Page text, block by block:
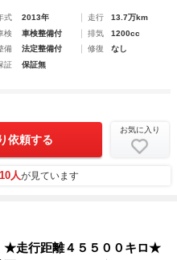
式 2013年 走行
13.7万km
検
車検整備付 排気
1200cc
備
法定整備付 修復
なし
証
保証無
依頼する
お気に入り
10人が見ています
走行距離４５５００キロ★